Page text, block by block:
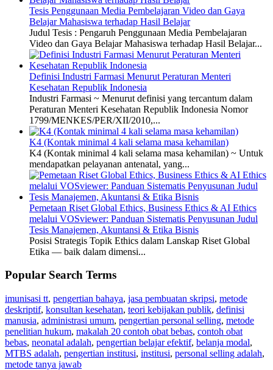
Tesis Penggunaan Media Pembelajaran Video dan Gaya
Belajar Mahasiswa terhadap Hasil Belajar
Judul Tesis : Pengaruh Penggunaan Media Pembelajaran
Video dan Gaya Belajar Mahasiswa terhadap Hasil Belajar...
Definisi Industri Farmasi Menurut Peraturan Menteri
Kesehatan Republik Indonesia
Industri Farmasi ~ Menurut definisi yang tercantum dalam
Peraturan Menteri Kesehatan Republik Indonesia Nomor
1799/MENKES/PER/XII/2010,...
K4 (Kontak minimal 4 kali selama masa kehamilan)
K4 (Kontak minimal 4 kali selama masa kehamilan) ~ Untuk
mendapatkan pelayanan antenatal, yang...
Pemetaan Riset Global Ethics, Business Ethics & AI Ethics
melalui VOSviewer: Panduan Sistematis Penyusunan Judul
Tesis Manajemen, Akuntansi & Etika Bisnis
Posisi Strategis Topik Ethics dalam Lanskap Riset Global
Etika — baik dalam dimensi...
Popular Search Terms
imunisasi tt, pengertian bahaya, jasa pembuatan skripsi, metode
deskriptif, konsultan kesehatan, teori kebijakan publik, definisi
manusia, administrasi umum, pengertian personal selling, metode
penelitian hukum, makalah 20 contoh obat bebas, contoh obat
bebas, neonatal adalah, pengertian belajar efektif, belanja modal,
MTBS adalah, pengertian institusi, institusi, personal selling adalah,
metode tanya jawab